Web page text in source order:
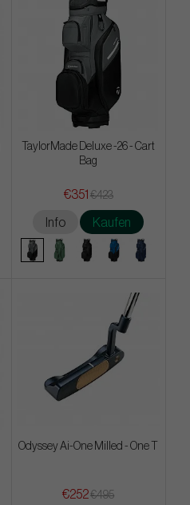
TaylorMade Deluxe -26 - Cart
Bag
€351 €423
Info Kaufen
Odyssey Ai-One Milled - One T
€252€495